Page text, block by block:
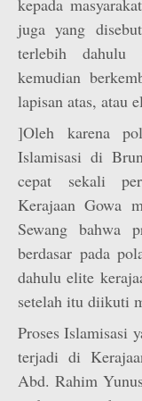
kepada
juga yang disebut
terlebih dahulu
kemudian
lapisan atas, atau
]Oleh karena
Islamisasi di
cepat sekali
Kerajaan Gowa
Sewang bahwa
berdasar pada
dahulu elite
setelah itu diikuti
Proses Islamisasi
terjadi di
Abd. Rahim